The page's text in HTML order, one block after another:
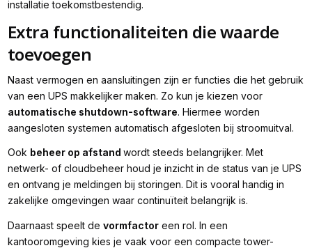
installatie toekomstbestendig.
Extra functionaliteiten die waarde
toevoegen
Naast vermogen en aansluitingen zijn er functies die het gebruik
van een UPS makkelijker maken. Zo kun je kiezen voor
automatische shutdown-software. Hiermee worden
aangesloten systemen automatisch afgesloten bij stroomuitval.
Ook beheer op afstand wordt steeds belangrijker. Met
netwerk- of cloudbeheer houd je inzicht in de status van je UPS
en ontvang je meldingen bij storingen. Dit is vooral handig in
zakelijke omgevingen waar continuïteit belangrijk is.
Daarnaast speelt de vormfactoreen rol. In een
kantooromgeving kies je vaak voor een compacte tower-